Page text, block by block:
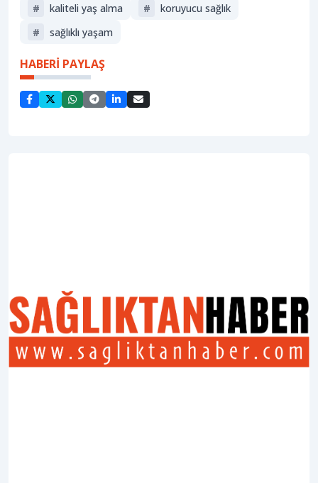
#
kaliteli yaş alma #
koruyucu sağlık
#
sağlıklı yaşam
HABERİ PAYLAŞ